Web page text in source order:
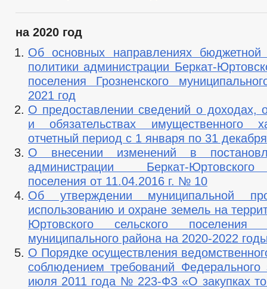
на 2020 год
Об основных направлениях бюджетной
политики администрации Беркат-
поселения Грозненского
2021 год
О предоставлении сведений о доходах,
и обязательствах имущественного
отчетный период с 1 января по 31
О внесении изменений в
администрации Беркат-
поселения от 11.04.2016 г. № 10
Об утверждении муниципальной
использованию и охране земель на
Юртовского сельского поселения
муниципального района на 2020-2022
О Порядке осуществления
соблюдением требований Федерального
июля 2011 года № 223-ФЗ «О закупках